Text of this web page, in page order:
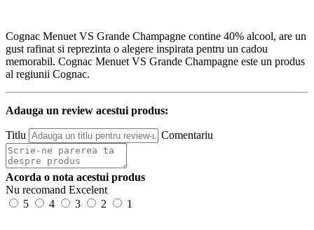
Cognac Menuet VS Grande Champagne contine 40% alcool, are un
gust rafinat si reprezinta o alegere inspirata pentru un cadou
memorabil. Cognac Menuet VS Grande Champagne este un produs
al regiunii Cognac.
Adauga un review acestui produs:
Titlu Comentariu
Acorda o nota acestui produs
Nu recomand Excelent
5
4 3 2 1